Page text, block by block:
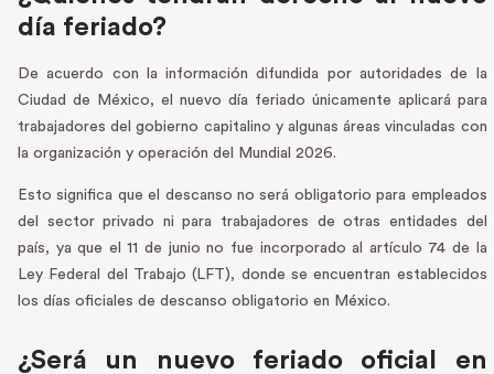
día feriado?
De acuerdo con la información difundida por autoridades de la
Ciudad de México, el nuevo día feriado únicamente aplicará para
trabajadores del gobierno capitalino y algunas áreas vinculadas con
la organización y operación del Mundial 2026.
Esto significa que el descanso no será obligatorio para empleados
del sector privado ni para trabajadores de otras entidades del
país, ya que el 11 de junio no fue incorporado al artículo 74 de la
Ley Federal del Trabajo (LFT), donde se encuentran establecidos
los días oficiales de descanso obligatorio en México.
¿Será un nuevo feriado oficial en